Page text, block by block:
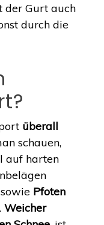
der Gurt auch
durch die
überall
schauen,
auf harten
Pfoten
Weicher